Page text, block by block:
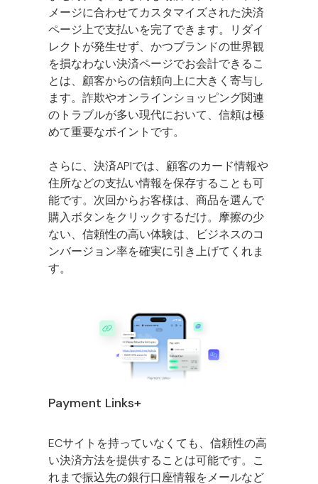
メージに合わせてカスタマイズされた決済
ページ上で支払いを完了できます。リダイ
レクトが発生せず、かつブランドの世界観
を損なわない決済ページでお会計できるこ
とは、顧客からの信頼向上に大きく寄与し
ます。詐欺やオンラインショッピング関連
のトラブルが多い現代において、信頼は極
めて重要なポイントです。
さらに、決済APIでは、顧客のカード情報や
住所などの支払い情報を保存することも可
能です。次回からお客様は、商品を選んで
購入ボタンをクリックするだけ。摩擦の少
ない、信頼性の高い体験は、ビジネスのコ
ンバージョン率を確実に引き上げてくれま
す。
Payment Links+
ECサイトを持っていなくても、信頼性の高
い決済方法を提供することは可能です。こ
れまで振込先の銀行口座情報をメールなど